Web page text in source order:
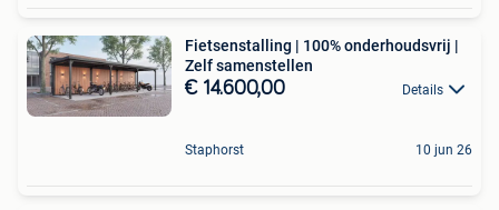
Fietsenstalling | 100% onderhoudsvrij |
Zelf samenstellen
€ 14.600,00 Details
Staphorst 10 jun 26